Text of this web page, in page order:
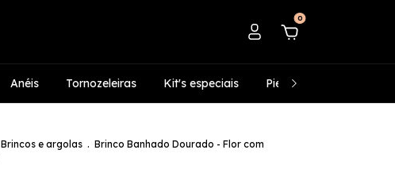
0
Anéis Tornozeleiras Kit's especiais Piercing's fake
Brincos e argolas . Brinco Banhado Dourado - Flor com